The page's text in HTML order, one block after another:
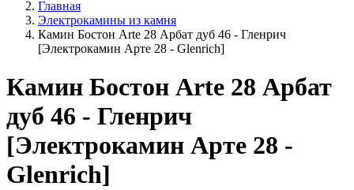
Главная
Электрокамины из камня
Камин Бостон Arte 28 Арбат дуб 46 - Гленрич
[Электрокамин Арте 28 - Glenrich]
Камин Бостон Arte 28 Арбат
дуб 46 - Гленрич
[Электрокамин Арте 28 -
Glenrich]